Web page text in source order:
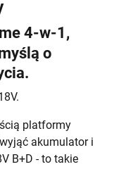
4-w-1,
o
platformy
akumulator i
B+D - to takie